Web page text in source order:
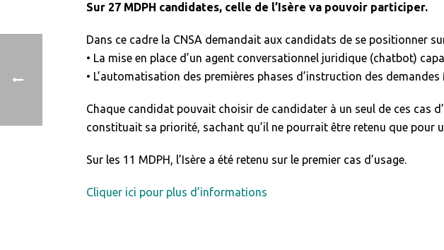
Sur 27 MDPH candidates, celle de l’Isère va pouvoir participer.
Dans ce cadre la CNSA demandait aux candidats de se positionner
• La mise en place d’un agent conversationnel juridique (chatbot)
• L’automatisation des premières phases d’instruction des
Chaque candidat pouvait choisir de candidater à un seul de ces cas
constituait sa priorité, sachant qu’il ne pourrait être retenu que pour
Sur les 11 MDPH, l’Isère a été retenu sur le premier cas d’usage.
Cliquer ici pour plus d’informations